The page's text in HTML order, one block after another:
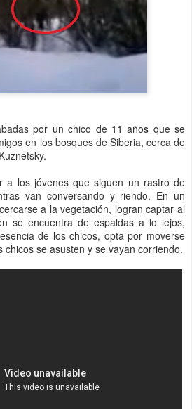
por un chico de 11 años que se
en los bosques de Siberia, cerca de
a los jóvenes que siguen un rastro de
van conversando y riendo. En un
a la vegetación, logran captar al
se encuentra de espaldas a lo lejos,
de los chicos, opta por moverse
se asusten y se vayan corriendo.